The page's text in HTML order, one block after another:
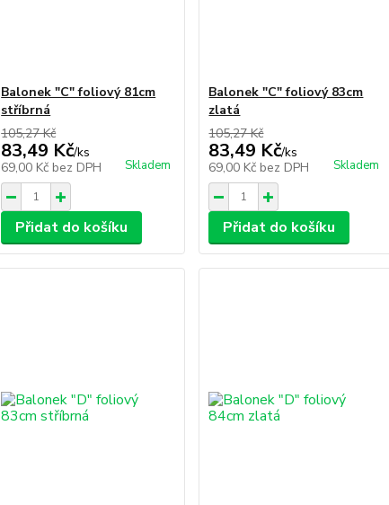
Balonek "C" foliový 81cm
stříbrná
105,27 Kč
83,49 Kč/ks
69,00 Kč bez DPH Skladem
Přidat do košíku
Balonek "C" foliový 83cm
zlatá
105,27 Kč
83,49 Kč/ks
69,00 Kč bez DPH Skladem
Přidat do košíku